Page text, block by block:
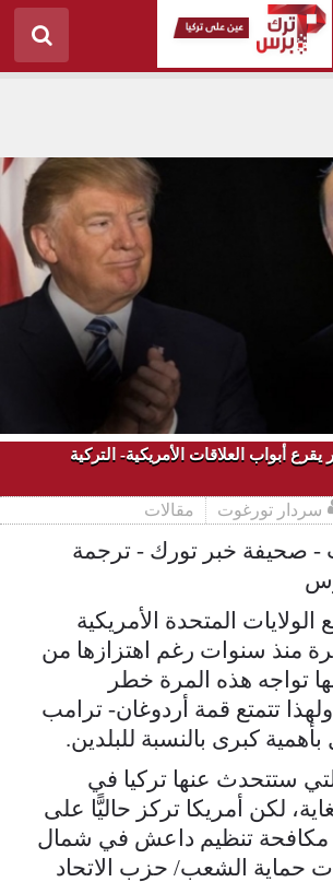
أبواب العلاقات الأمريكية- التركية
سردار تورغوت مقالات
- صحيفة خبر تورك - ترجمة
الولايات المتحدة الأمريكية
منذ سنوات رغم اهتزازها من
تواجه هذه المرة خطر
ولهذا تتمتع قمة أردوغان- ترامب
بأهمية كبرى بالنسبة للبلدين.
ستتحدث عنها تركيا في
لكن أمريكا تركز حاليًّا على
مكافحة تنظيم داعش في شمال
حماية الشعب/ حزب الاتحاد